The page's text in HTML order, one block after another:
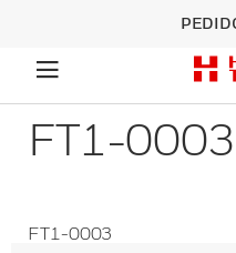
FT1-0003
FT1-0003